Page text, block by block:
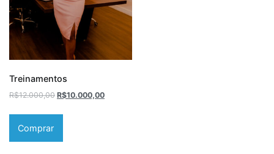
Treinamentos
R$12.000,00 R$10.000,00
Comprar